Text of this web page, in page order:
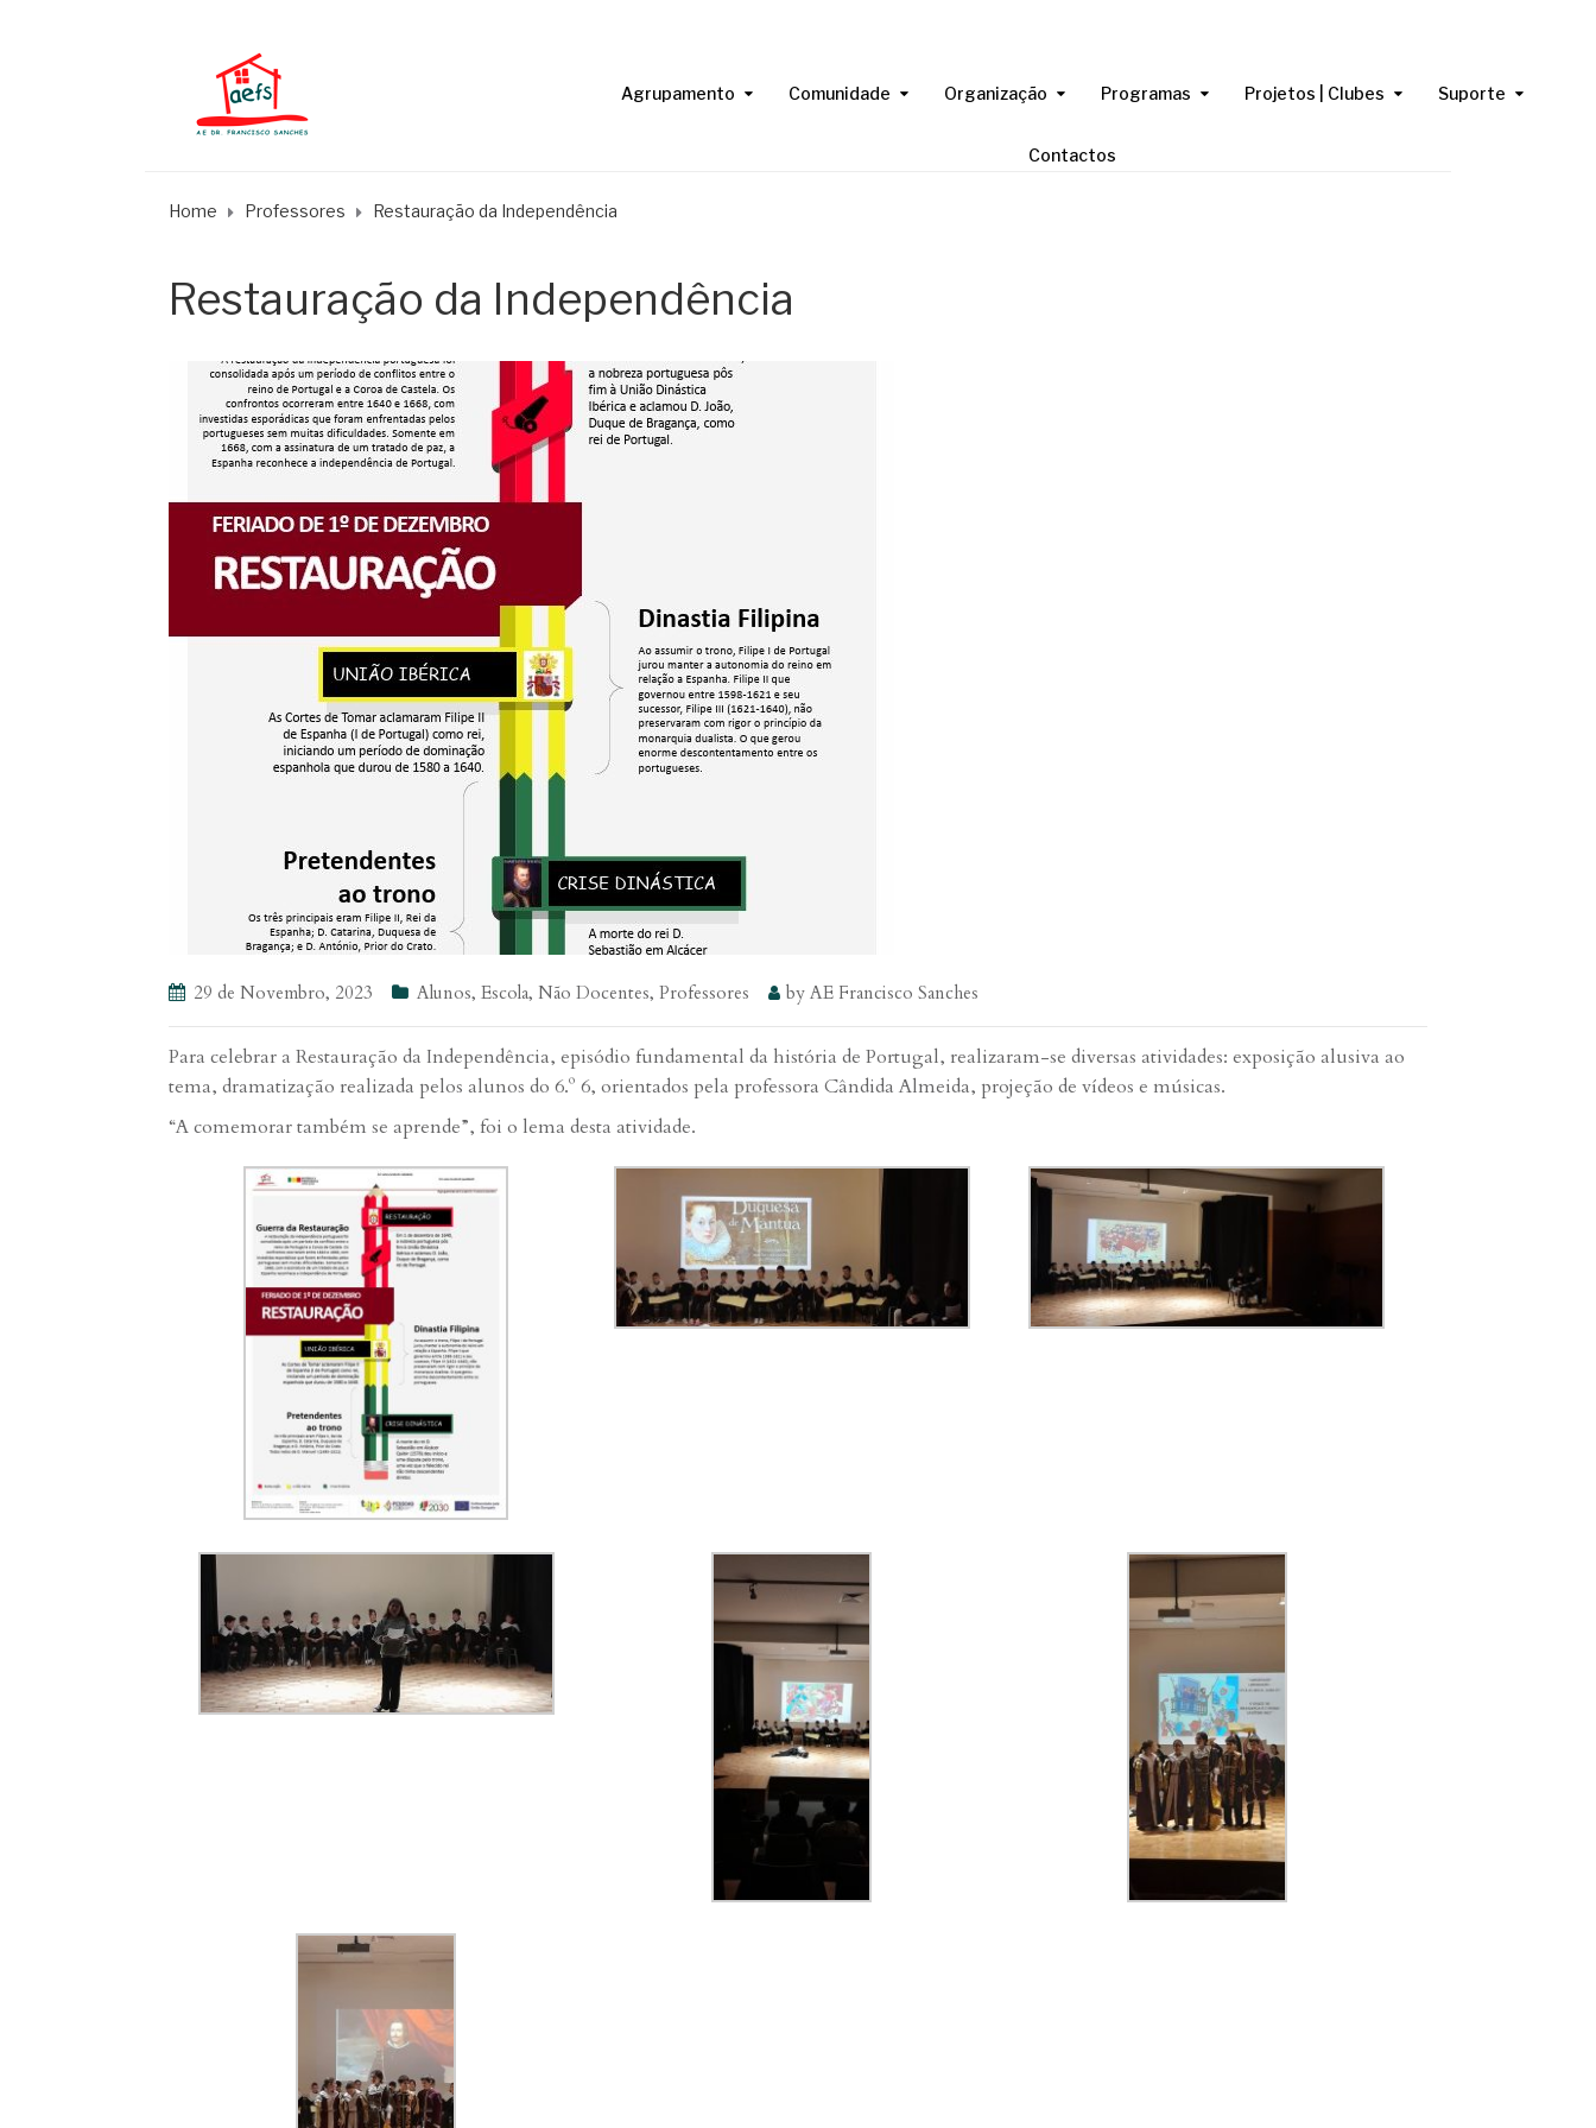
Agrupamento Comunidade Organização Programas Projetos | Clubes Suporte
Contactos
Home Professores Restauração da Independência
Restauração da Independência
29 de Novembro, 2023 Alunos, Escola, Não Docentes, Professores by AE Francisco Sanches
Para celebrar a Restauração da Independência, episódio fundamental da história de Portugal, realizaram-se diversas atividades: exposição alusiva ao
tema, dramatização realizada pelos alunos do 6.º 6, orientados pela professora Cândida Almeida, projeção de vídeos e músicas.
“A comemorar também se aprende”, foi o lema desta atividade.